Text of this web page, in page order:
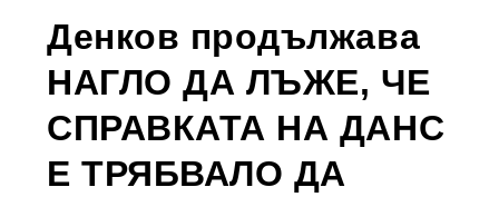
Денков продължава
НАГЛО ДА ЛЪЖЕ, ЧЕ
СПРАВКАТА НА ДАНС
Е ТРЯБВАЛО ДА